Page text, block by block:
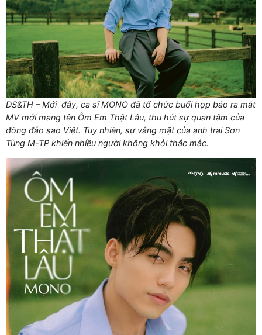
DS&TH – Mới đây, ca sĩ MONO đã tổ chức buổi họp báo ra mắt
MV mới mang tên Ôm Em Thật Lâu, thu hút sự quan tâm của
đông đảo sao Việt. Tuy nhiên, sự vắng mặt của anh trai Sơn
Tùng M-TP khiến nhiều người không khỏi thắc mắc.